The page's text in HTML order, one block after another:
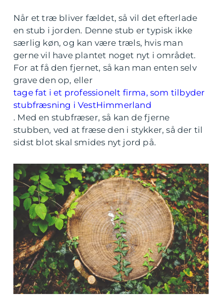
Når et træ bliver fældet, så vil det efterlade
en stub i jorden. Denne stub er typisk ikke
særlig køn, og kan være træls, hvis man
gerne vil have plantet noget nyt i området.
For at få den fjernet, så kan man enten selv
grave den op, eller
tage fat i et professionelt firma, som tilbyder
stubfræsning i VestHimmerland
. Med en stubfræser, så kan de fjerne
stubben, ved at fræse den i stykker, så der til
sidst blot skal smides nyt jord på.